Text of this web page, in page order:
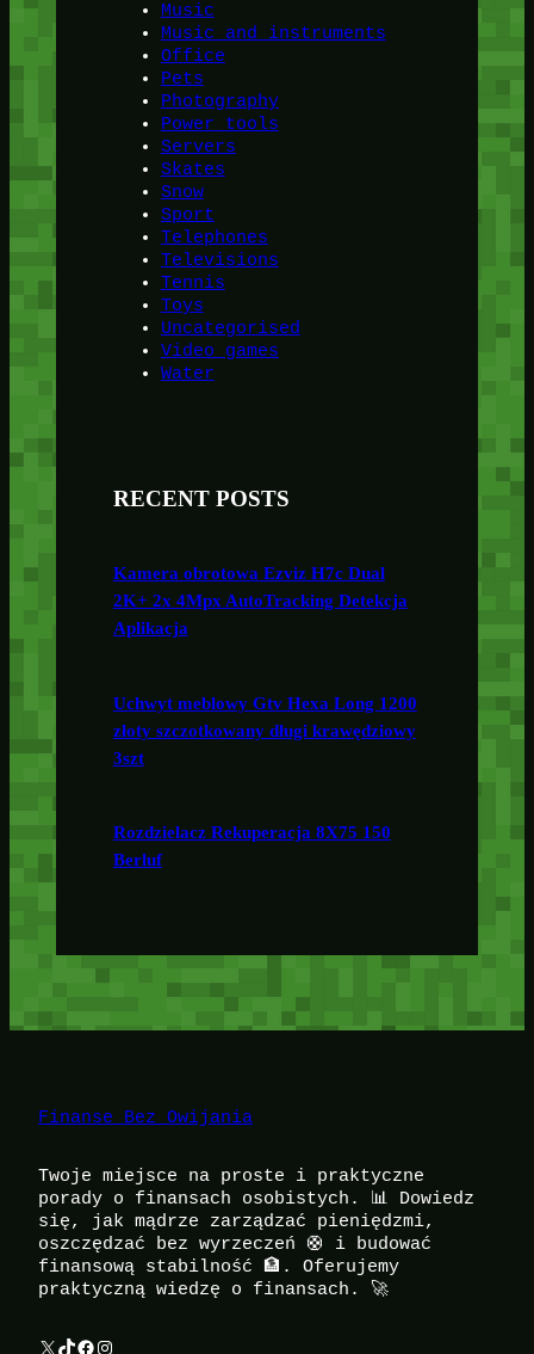
Music
Music and instruments
Office
Pets
Photography
Power tools
Servers
Skates
Snow
Sport
Telephones
Televisions
Tennis
Toys
Uncategorised
Video games
Water
RECENT POSTS
Kamera obrotowa Ezviz H7c Dual
2K+ 2x 4Mpx AutoTracking Detekcja
Aplikacja
Uchwyt meblowy Gtv Hexa Long 1200
złoty szczotkowany długi krawędziowy
3szt
Rozdzielacz Rekuperacja 8X75 150
Berluf
Finanse Bez Owijania
Twoje miejsce na proste i praktyczne
porady o finansach osobistych. 📊 Dowiedz
się, jak mądrze zarządzać pieniędzmi,
oszczędzać bez wyrzeczeń 🛟 i budować
finansową stabilność 🏦. Oferujemy
praktyczną wiedzę o finansach. 🚀
X TikTok Facebook Instagram